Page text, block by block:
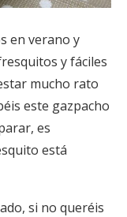
en verano y
y fáciles
mucho rato
este gazpacho
es
está
si no queréis